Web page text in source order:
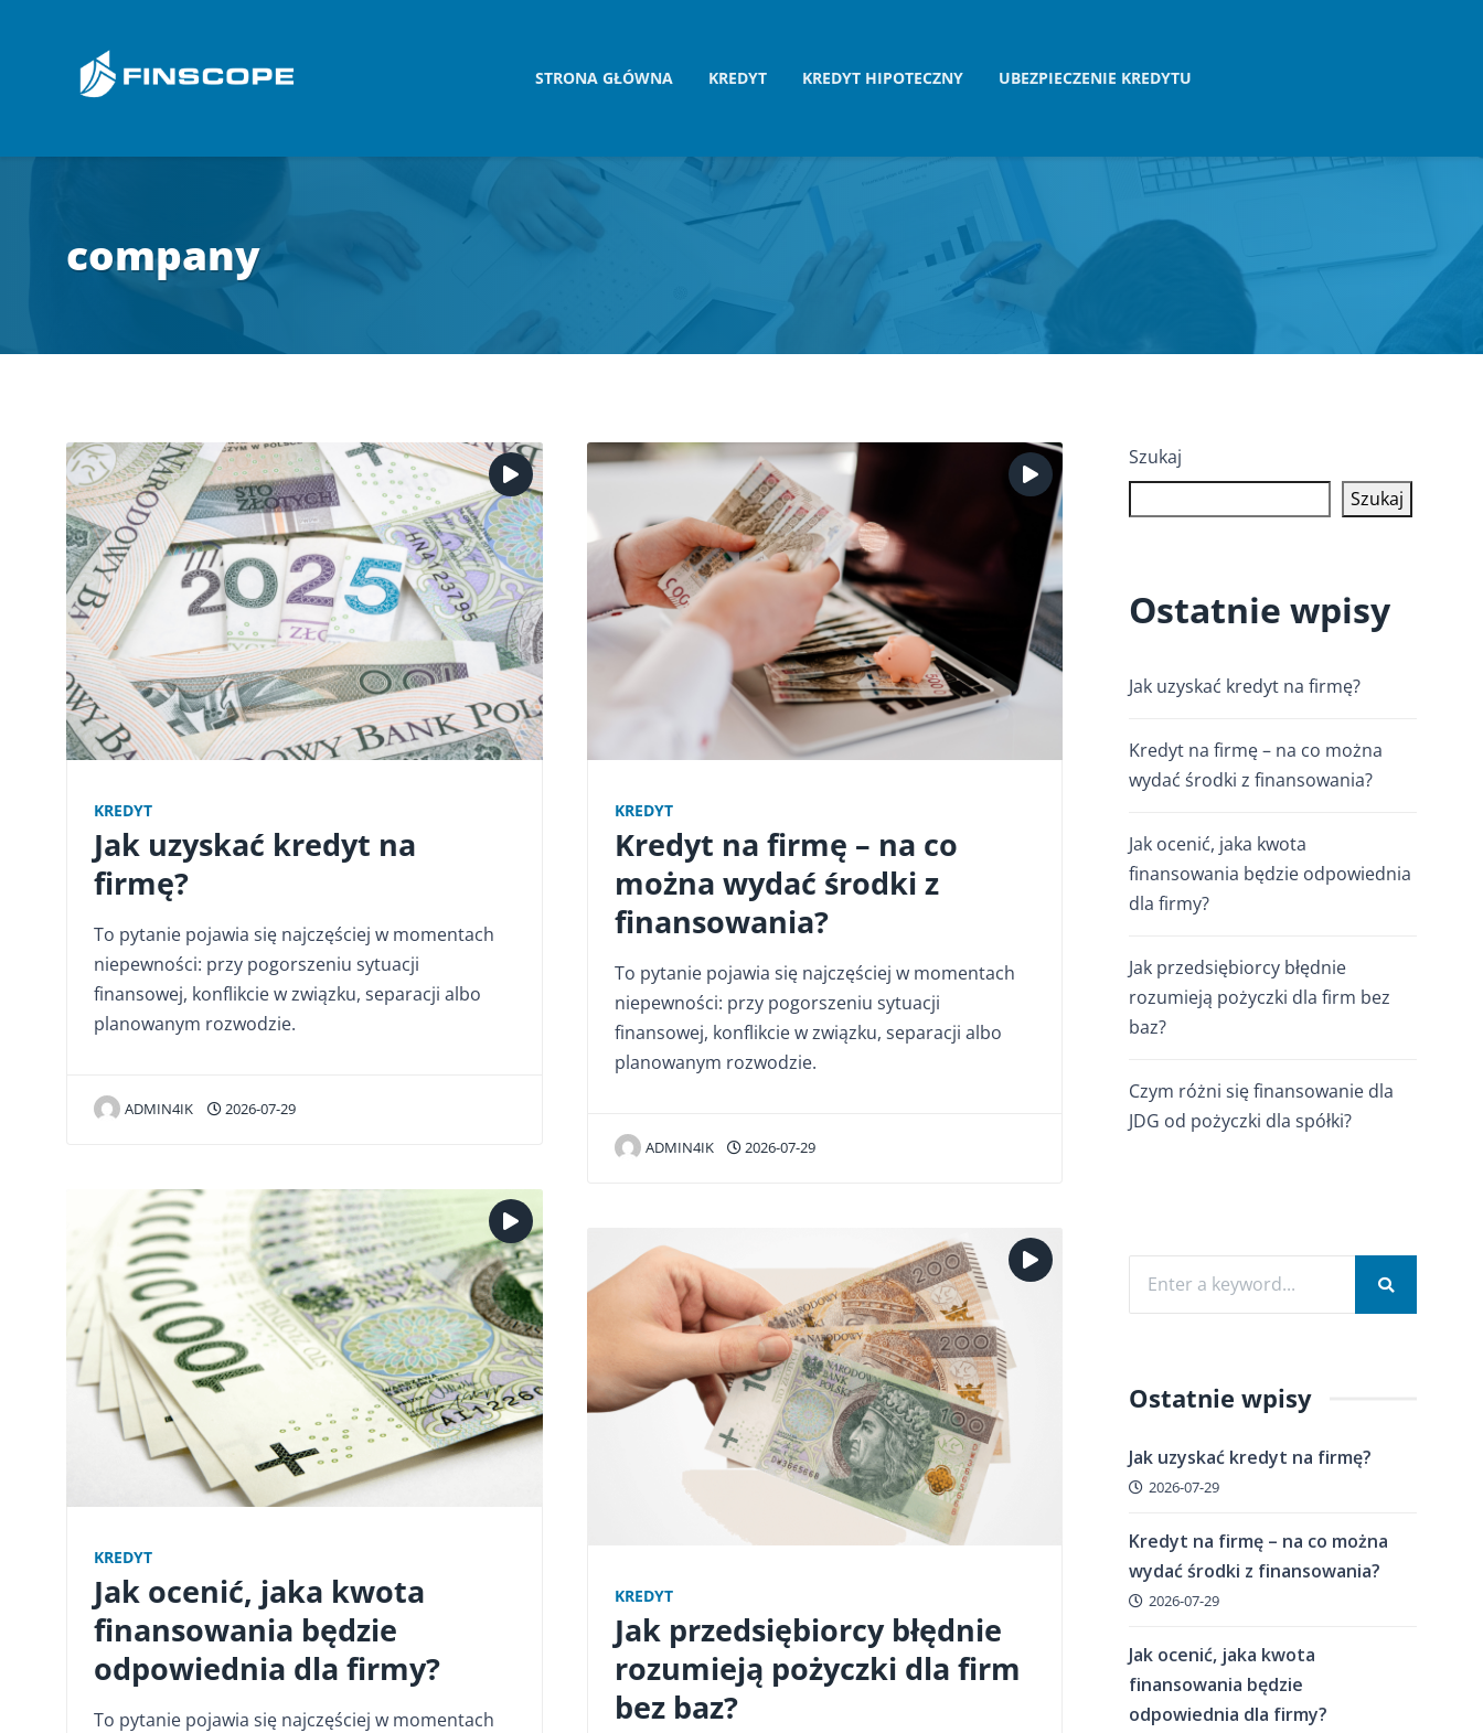
STRONA GŁÓWNA KREDYT KREDYT HIPOTECZNY UBEZPIECZENIE KREDYTU
company
KREDYT
Jak uzyskać kredyt na
firmę?
To pytanie pojawia się najczęściej w momentach
niepewności: przy pogorszeniu sytuacji
finansowej, konflikcie w związku, separacji albo
planowanym rozwodzie.
ADMIN4IK 2026-07-29
KREDYT
Jak ocenić, jaka kwota
finansowania będzie
odpowiednia dla firmy?
To pytanie pojawia się najczęściej w momentach
KREDYT
Kredyt na firmę – na co
można wydać środki z
finansowania?
To pytanie pojawia się najczęściej w momentach
niepewności: przy pogorszeniu sytuacji
finansowej, konflikcie w związku, separacji albo
planowanym rozwodzie.
ADMIN4IK 2026-07-29
KREDYT
Jak przedsiębiorcy błędnie
rozumieją pożyczki dla firm
bez baz?
Szukaj
Szukaj
Ostatnie wpisy
Jak uzyskać kredyt na firmę?
Kredyt na firmę – na co można
wydać środki z finansowania?
Jak ocenić, jaka kwota
finansowania będzie odpowiednia
dla firmy?
Jak przedsiębiorcy błędnie
rozumieją pożyczki dla firm bez
baz?
Czym różni się finansowanie dla
JDG od pożyczki dla spółki?
Ostatnie wpisy
Jak uzyskać kredyt na firmę?
2026-07-29
Kredyt na firmę – na co można
wydać środki z finansowania?
2026-07-29
Jak ocenić, jaka kwota
finansowania będzie
odpowiednia dla firmy?